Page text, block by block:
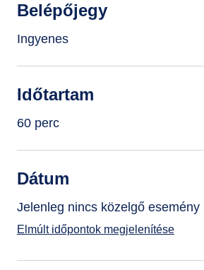
Belépőjegy
Ingyenes
Időtartam
60 perc
Dátum
Jelenleg nincs közelgő esemény
Elmúlt időpontok megjelenítése